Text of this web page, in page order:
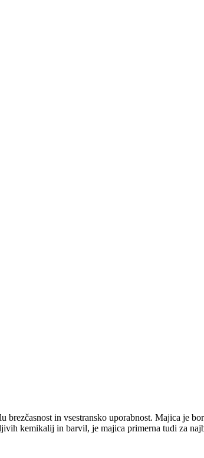
in vsestransko uporabnost. Majica je
kemikalij in barvil, je majica primerna tudi za